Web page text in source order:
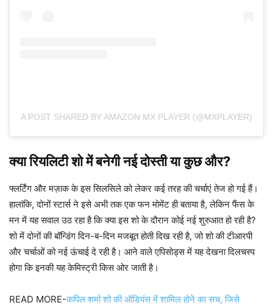
A POST SHARED BY AMAZON MX PLAYER (@MXPLAYER)
क्या रियलिटी शो में बनेगी नई दोस्ती या कुछ और?
फ्लर्टिंग और मज़ाक के इस सिलसिले को लेकर कई तरह की चर्चाएं तेज हो गई हैं।
हालांकि, दोनों स्टार्स ने इसे अभी तक एक फन मोमेंट ही बताया है, लेकिन फैंस के
मन में यह सवाल उठ रहा है कि क्या इस शो के दौरान कोई नई शुरुआत हो रही है?
शो में दोनों की बॉन्डिंग दिन-ब-दिन मजबूत होती दिख रही है, जो शो की टीआरपी
और चर्चाओं को नई ऊंचाई दे रही है। आने वाले एपिसोड्स में यह देखना दिलचस्प
होगा कि इनकी यह केमिस्ट्री किस ओर जाती है।
READ MORE-कपिल शर्मा शो की ऑडियंस में शामिल होने का सच, जिसे